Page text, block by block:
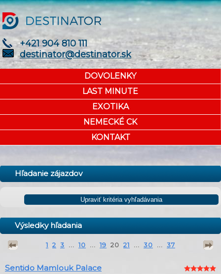
+421 904 810 111
destinator@destinator.sk
DOVOLENKY
LAST MINUTE
EXOTIKA
NEMECKÉ CK
KONTAKT
Hľadanie zájazdov
Výsledky hľadania
1 2 3 ... 10 ... 19 20 21 ... 30 ... 37
Sentido Mamlouk Palace